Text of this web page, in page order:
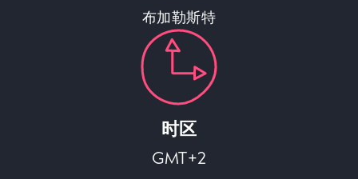
布加勒斯特
时区
GMT+2